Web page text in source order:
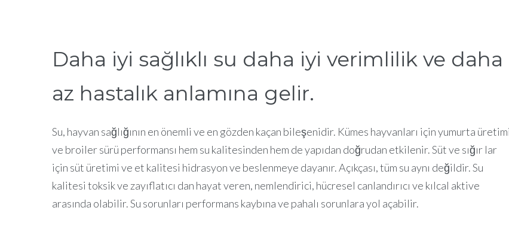
Daha iyi sağlıklı su daha iyi verimlilik ve daha
az hastalık anlamına gelir.
Su, hayvan sağlığının en önemli ve en gözden kaçan bileşenidir. Kümes hayvanları için yumurta üretimi
ve broiler sürü performansı hem su kalitesinden hem de yapıdan doğrudan etkilenir. Süt ve sığır lar
için süt üretimi ve et kalitesi hidrasyon ve beslenmeye dayanır. Açıkçası, tüm su aynı değildir. Su
kalitesi toksik ve zayıflatıcı dan hayat veren, nemlendirici, hücresel canlandırıcı ve kılcal aktive
arasında olabilir. Su sorunları performans kaybına ve pahalı sorunlara yol açabilir.